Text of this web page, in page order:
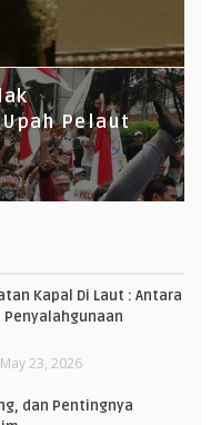
Pelaut
Kapal Di Laut : Antara
Penyalahgunaan
May 23, 2026
dan Pentingnya